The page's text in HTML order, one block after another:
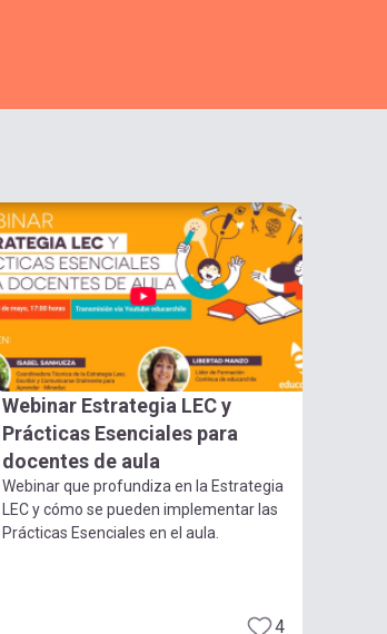
Webinar Estrategia LEC y
Prácticas Esenciales para
docentes de aula
Webinar que profundiza en la Estrategia
LEC y cómo se pueden implementar las
Prácticas Esenciales en el aula.
4